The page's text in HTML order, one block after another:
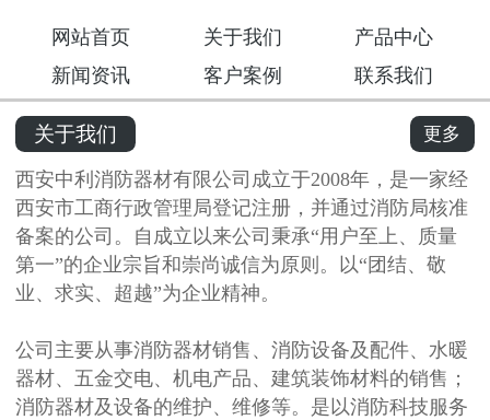
网站首页 关于我们
产品中心
新闻资讯
客户案例 联系我们
更多
关于我们
西安中利消防器材有限公司成立于2008年，是一家经
西安市工商行政管理局登记注册，并通过消防局核准
备案的公司。自成立以来公司秉承“用户至上、质量
第一”的企业宗旨和崇尚诚信为原则。以“团结、敬
业、求实、超越”为企业精神。
公司主要从事消防器材销售、消防设备及配件、水暖
器材、五金交电、机电产品、建筑装饰材料的销售；
消防器材及设备的维护、维修等。是以消防科技服务